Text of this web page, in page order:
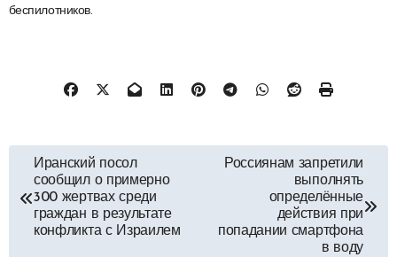
беспилотников.
Навигация
по
записям
Иранский посол
сообщил о примерно
300 жертвах среди
граждан в результате
конфликта с Израилем
Россиянам запретили
выполнять
определённые
действия при
попадании смартфона
в воду